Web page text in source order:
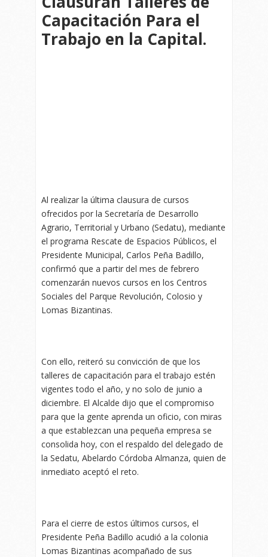
Capacitación Para el
Trabajo en la Capital.
Al realizar la última clausura de cursos
ofrecidos por la Secretaría de Desarrollo
Agrario, Territorial y Urbano (Sedatu), mediante
el programa Rescate de Espacios Públicos, el
Presidente Municipal, Carlos Peña Badillo,
confirmó que a partir del mes de febrero
comenzarán nuevos cursos en los Centros
Sociales del Parque Revolución, Colosio y
Lomas Bizantinas.
Con ello, reiteró su convicción de que los
talleres de capacitación para el trabajo estén
vigentes todo el año, y no solo de junio a
diciembre. El Alcalde dijo que el compromiso
para que la gente aprenda un oficio, con miras
a que establezcan una pequeña empresa se
consolida hoy, con el respaldo del delegado de
la Sedatu, Abelardo Córdoba Almanza, quien de
inmediato aceptó el reto.
Para el cierre de estos últimos cursos, el
Presidente Peña Badillo acudió a la colonia
Lomas Bizantinas acompañado de sus